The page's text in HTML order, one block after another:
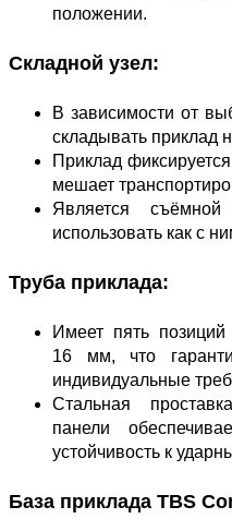
положении.
Складной узел:
В зависимости от
складывать приклад
Приклад
мешает
Является
использовать как с
Труба приклада:
Имеет пять
16 мм, что
индивидуальные
Стальная
панели
устойчивость к
База приклада TBS